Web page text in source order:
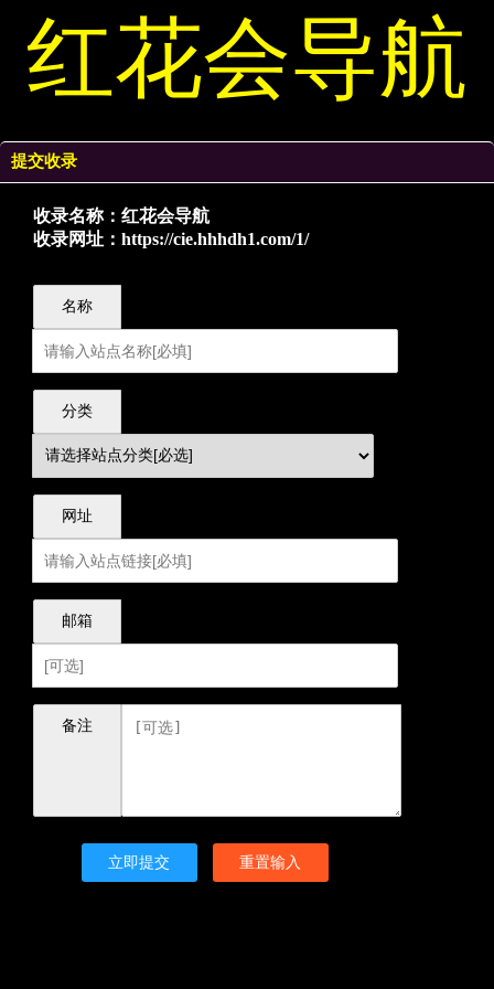
红花会导航
提交收录
收录名称：红花会导航
收录网址：https://cie.hhhdh1.com/1/
名称
分类
网址
邮箱
备注
立即提交 重置输入